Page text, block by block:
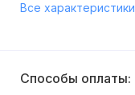
Все характеристики
Способы оплаты: